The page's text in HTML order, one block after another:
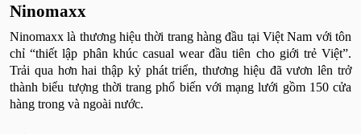
Ninomaxx
Ninomaxx là thương hiệu thời trang hàng đầu tại Việt Nam với tôn
chỉ “thiết lập phân khúc casual wear đầu tiên cho giới trẻ Việt”.
Trải qua hơn hai thập kỷ phát triển, thương hiệu đã vươn lên trở
thành biểu tượng thời trang phổ biến với mạng lưới gồm 150 cửa
hàng trong và ngoài nước.